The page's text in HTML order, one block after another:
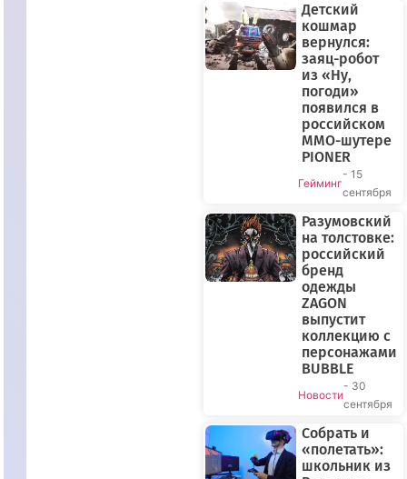
Детский
кошмар
вернулся:
заяц-робот
из «Ну,
погоди»
появился в
российском
MMO-шутере
PIONER
Гейминг
- 15
сентября
Разумовский
на толстовке:
российский
бренд
одежды
ZAGON
выпустит
коллекцию с
персонажами
BUBBLE
Новости
- 30
сентября
Собрать и
«полетать»:
школьник из